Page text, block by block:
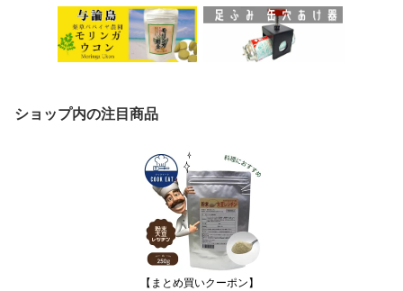
ショップ内の注目商品
【まとめ買いクーポン】